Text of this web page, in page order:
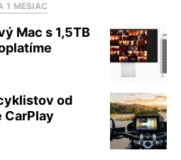
1 MESIAC
Mac s 1,5TB
od
CarPlay